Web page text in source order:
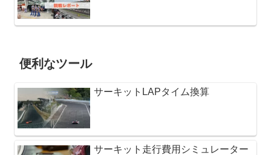
便利なツール
サーキットLAPタイム換算
サーキット走行費用シミュレーター